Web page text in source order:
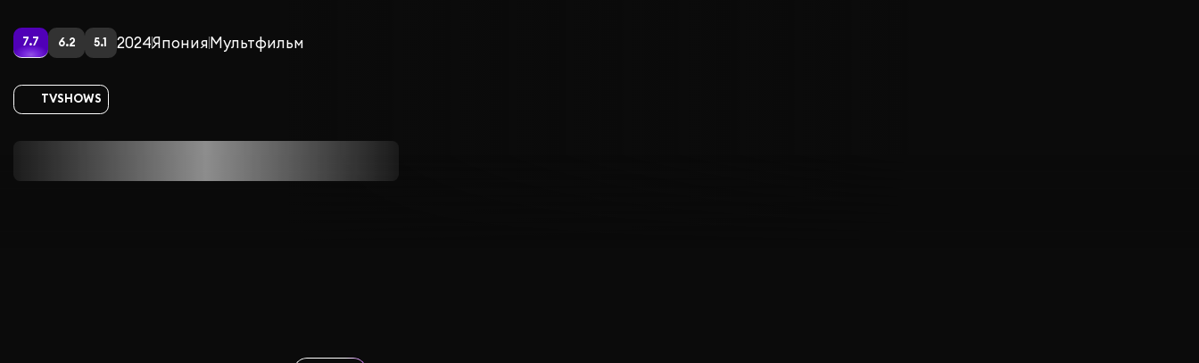
7.7 6.2 5.1 2024ЯпонияМультфильм
TVSHOWS